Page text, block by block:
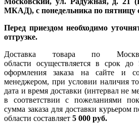
МКАД), с понедельника по пятницу
Перед приездом необходимо
отгрузке.
Доставка товара по
области осуществляется в срок
оформления заказа на сайте и
менеджером, при условии наличия
дата и время доставки (интервал не
в соответствии с пожеланиями
сумма заказа для доставки курьером
области составляет 5 000 руб.